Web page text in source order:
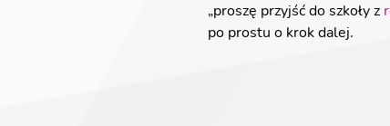
„proszę przyjść do szkoły z
po prostu o krok dalej.